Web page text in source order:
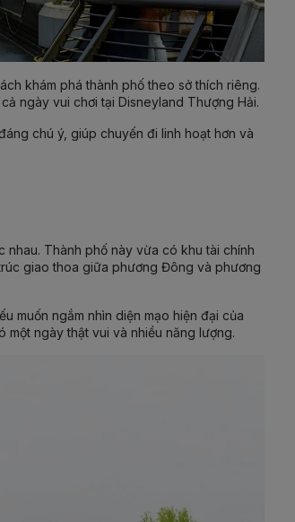
khám phá thành phố theo sở thích riêng.
ngày vui chơi tại Disneyland Thượng Hải.
chú ý, giúp chuyến đi linh hoạt hơn và
nhau. Thành phố này vừa có khu tài chính
giao thoa giữa phương Đông và phương
muốn ngắm nhìn diện mạo hiện đại của
một ngày thật vui và nhiều năng lượng.